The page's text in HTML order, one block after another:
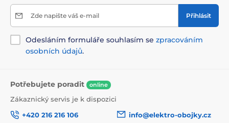
Na veškeré toalety z našeho sortimentu z
hygienických důvodů NEPLATÍ 30-ti denní lhůta na
vyzkoušení!
Váha: 13 kg
Příkon: 12V⎓2A
Výška prahu: 20 cm
Zde napište váš e-mail Přihlásit
Odesláním formuláře souhlasím se zpracováním
osobních údajů.
Potřebujete poradit online
Zákaznický servis je k dispozici
+420 216 216 106
info@elektro-obojky.cz